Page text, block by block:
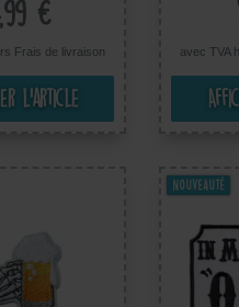
€
Frais de livraison
l’article
avec TVA
Nouveauté